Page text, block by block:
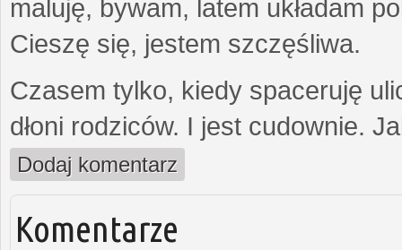
maluję, bywam, latem układam
Cieszę się, jestem szczęśliwa.
Czasem tylko, kiedy spaceruję
dłoni rodziców. I jest cudownie.
Dodaj komentarz
Komentarze